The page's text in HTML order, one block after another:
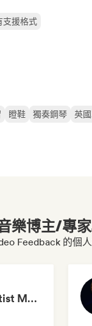
支援格式
瞪鞋 獨奏鋼琴 英
樂博主/專
Feedback 的個
Matt L - A&R, Artist Management, Songwriter